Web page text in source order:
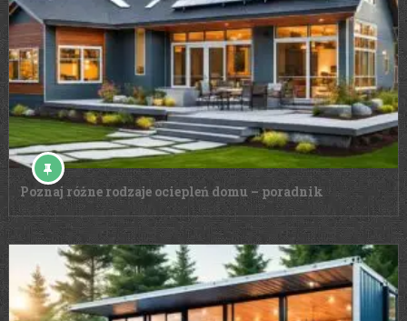
Poznaj różne rodzaje ociepleń domu – poradnik